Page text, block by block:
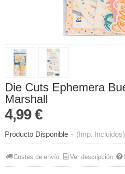
Die Cuts Ephemera
Marshall
4,99 €
Producto Disponible - (Imp. Incluidos)
Costes de envío Ver descripción